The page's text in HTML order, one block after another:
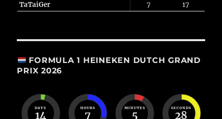
TaTaiGer
7 17
FORMULA 1 HEINEKEN DUTCH GRAND
PRIX 2026
DAYS
14
HOURS
7
MINUTES
5
SECONDS
28